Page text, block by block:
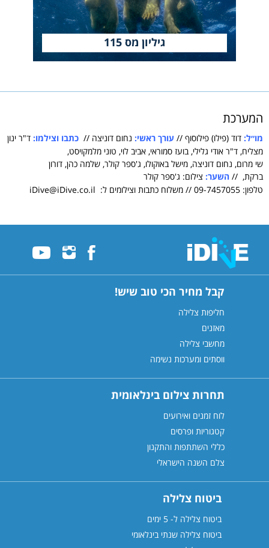
גיליון מס 115
המערכת
מו״ל: דוד (פילו) פילוסוף // עורך ראשי: נחום דוניצה // כתבו וצילמו: ד"ר ינון
מצליח, ד"ר אודי גלילי, בועז סמוראי, אביב לוי, טוני מלמקויסט,
שי מרום, נחום דוניצה, מישל באוקולו, ג'ספר קולר, שלמה כהן, דורון
ברקת, // השער: צילום: ג'ספר קולר
טלפון: 09-7457055 // משלוח כתבות וצילומים ל: iDive@iDive.co.il
קבל מחיר הכי טוב שיש!
חליפות צלילה
מאזנים
מחשבי צלילה
ווסתים ומערכות נשימה
תחרות צילום בינלאומית
לוח זמנים ואירועים
קטגוריות ופרסים
כללי השתתפות והתקנון
צלם השנה הישראלי
ביטוח צלילה
ביטוח צלילה ל- 5 ימים
ביטוח צלילה שנתי בינלאומי